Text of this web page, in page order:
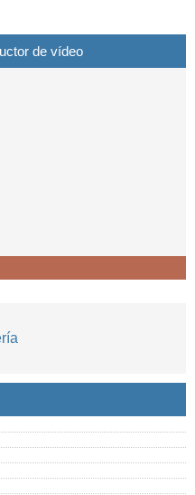
de vídeo